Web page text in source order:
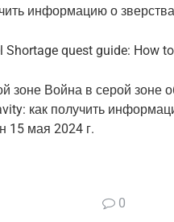
информацию о
зоне Война в серой зоне
как получить
15 мая 2024 г.
0